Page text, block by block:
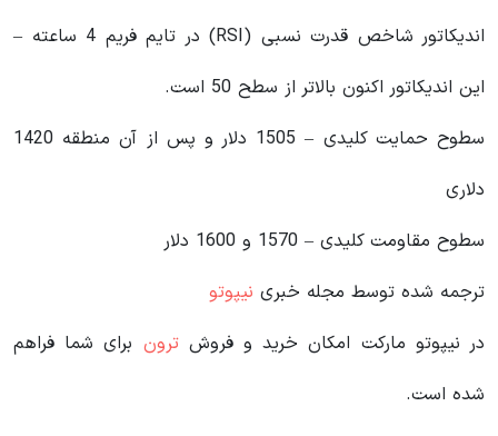
اندیکاتور شاخص قدرت نسبی (RSI) در تایم فریم 4 ساعته –
این اندیکاتور اکنون بالاتر از سطح 50 است.
سطوح حمایت کلیدی – 1505 دلار و پس از آن منطقه 1420
دلاری
سطوح مقاومت کلیدی – 1570 و 1600 دلار
ترجمه شده توسط مجله خبری نیپوتو
در نیپوتو مارکت امکان خرید و فروشترون برای شما فراهم
شده است.